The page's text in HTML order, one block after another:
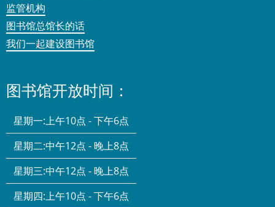
监管机构
图书馆总馆长的话
我们一起建设图书馆
图书馆开放时间：
星期一:上午10点 - 下午6点
星期二:中午12点 - 晚上8点
星期三:中午12点 - 晚上8点
星期四:上午10点 - 下午6点